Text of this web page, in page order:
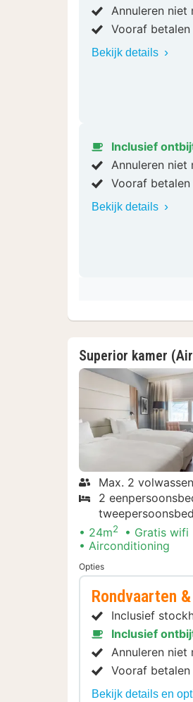
Annuleren niet
Vooraf betalen
Bekijk details
Inclusief
Annuleren niet
Vooraf betalen
Bekijk details
Superior kamer
Max. 2
2
tweepersoonsbed
24m2
Gratis wifi
Airconditioning
Opties
Rondvaarten
Inclusief
Inclusief
Annuleren niet
Vooraf betalen
Bekijk details en